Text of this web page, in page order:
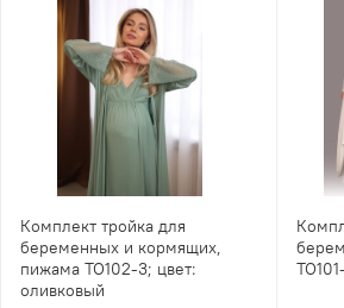
Комплект тройка для
беременных и кормящих,
пижама TO102-3; цвет:
оливковый